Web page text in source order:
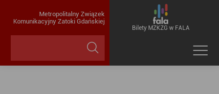
Metropolitalny Związek
Komunikacyjny Zatoki Gdańskiej
Bilety MZKZG w FALA